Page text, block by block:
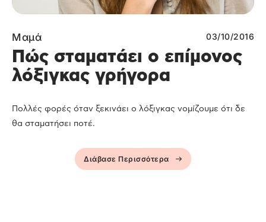
Μαμά 03/10/2016
Πώς σταματάει ο επίμονος
λόξιγκας γρήγορα
Πολλές φορές όταν ξεκινάει ο λόξιγκας νομίζουμε ότι δε
θα σταματήσει ποτέ.
Διάβασε Περισσότερα